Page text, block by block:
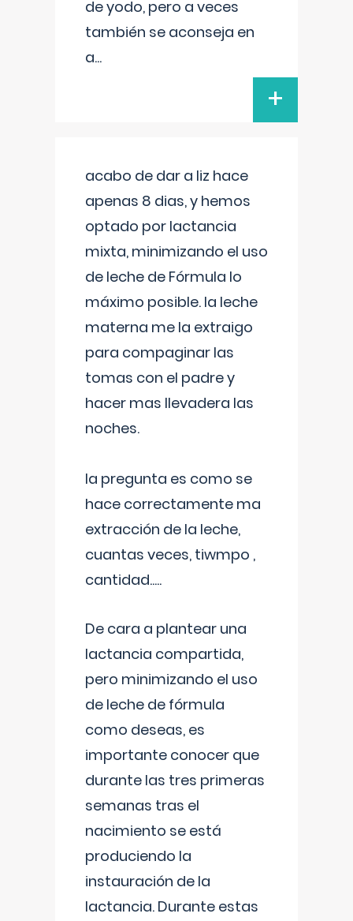
de yodo, pero a veces
también se aconseja en
a...
+
acabo de dar a liz hace
apenas 8 dias, y hemos
optado por lactancia
mixta, minimizando el uso
de leche de Fórmula lo
máximo posible. la leche
materna me la extraigo
para compaginar las
tomas con el padre y
hacer mas llevadera las
noches.
la pregunta es como se
hace correctamente ma
extracción de la leche,
cuantas veces, tiwmpo ,
cantidad.....
De cara a plantear una
lactancia compartida,
pero minimizando el uso
de leche de fórmula
como deseas, es
importante conocer que
durante las tres primeras
semanas tras el
nacimiento se está
produciendo la
instauración de la
lactancia. Durante estas